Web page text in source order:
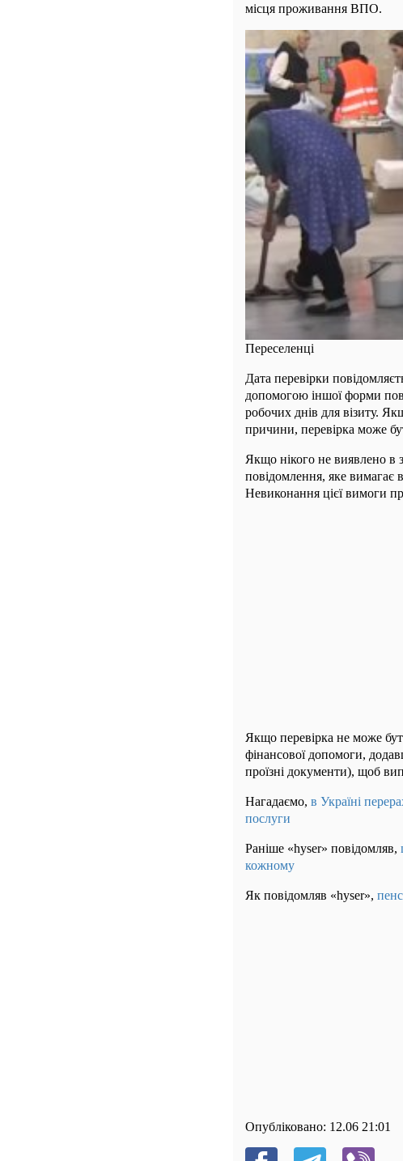
місця проживання ВПО.
Переселенці
Дата перевірки
допомогою іншої форми
робочих днів для візиту.
причини, перевірка може
Якщо нікого не виявлено в
повідомлення, яке вимагає
Невиконання цієї вимоги
Якщо перевірка не може
фінансової допомоги,
проїзні документи), щоб
Нагадаємо, в Україні
послуги
Раніше «hyser» повідомляв,
кожному
Як повідомляв «hyser»,
Опубліковано: 12.06 21:01